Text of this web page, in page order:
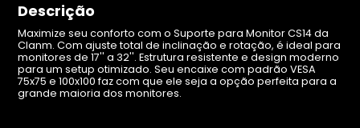
Headsets
Mousepads
Combos
Descrição
Maximize seu conforto com o Suporte para Monitor CS14 da
Clanm. Com ajuste total de inclinação e rotação, é ideal para
monitores de 17'' a 32''. Estrutura resistente e design moderno
para um setup otimizado. Seu encaixe com padrão VESA
75x75 e 100x100 faz com que ele seja a opção perfeita para a
grande maioria dos monitores.